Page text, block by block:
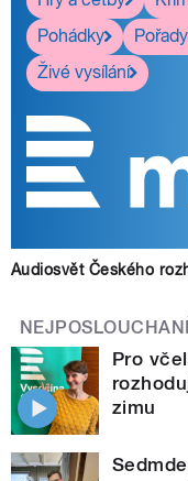
Pohádky
Pořady
Živé vysílání
Audiosvět Českého
Pro
zimu